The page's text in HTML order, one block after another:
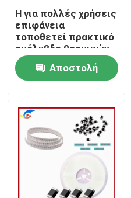
Επισκεψή εργοστασίου
Έλεγχος ποιότητας
Επικοινωνήστε μαζί μας
Ειδήσεις
PTC θερμική αντίσταση
Η για πολλές χρήσεις
επιφάνεια
τοποθετεί πρακτικό
αμόλυβδο θερμικών
αντιστάσεων NTC
Αποστολή